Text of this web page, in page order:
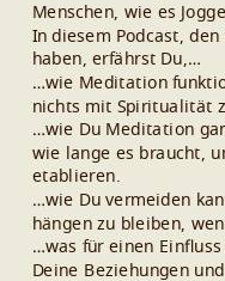
Menschen, wie es
In diesem Podcast,
haben, erfährst Du,…
…wie Meditation
nichts mit Spiritualität
…wie Du Meditation
wie lange es braucht,
etablieren.
…wie Du vermeiden
hängen zu bleiben,
…was für einen
Deine Beziehungen